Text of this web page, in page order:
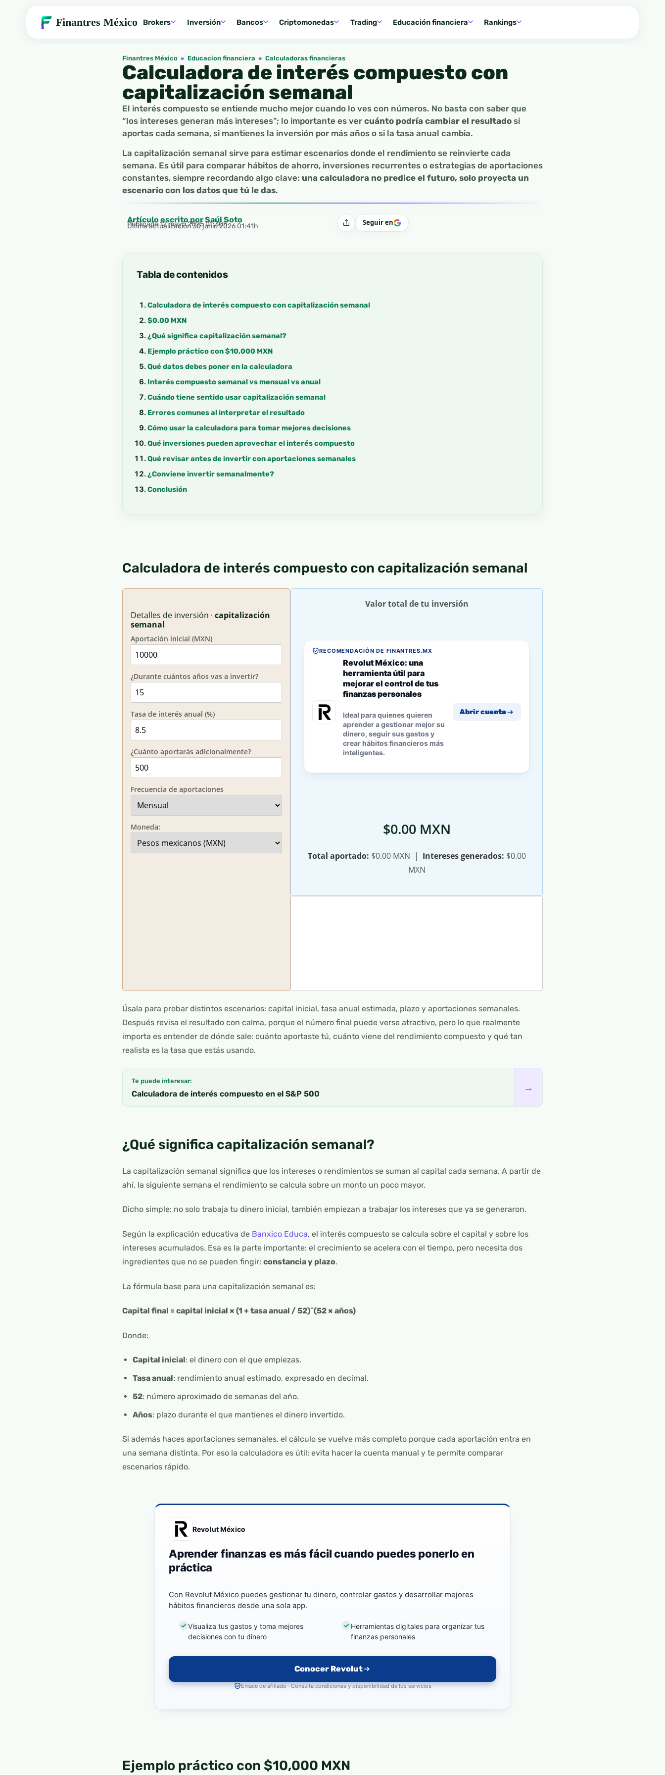
Finantres México Brokers Inversión Bancos Criptomonedas Trading Educación financiera Rankings
Finantres México » Educacion financiera » Calculadoras financieras
Calculadora de interés compuesto con
capitalización semanal
El interés compuesto se entiende mucho mejor cuando lo ves con números. No basta con saber que
“los intereses generan más intereses”; lo importante es ver cuánto podría cambiar el resultado si
aportas cada semana, si mantienes la inversión por más años o si la tasa anual cambia.
La capitalización semanal sirve para estimar escenarios donde el rendimiento se reinvierte cada
semana. Es útil para comparar hábitos de ahorro, inversiones recurrentes o estrategias de aportaciones
constantes, siempre recordando algo clave: una calculadora no predice el futuro, solo proyecta un
escenario con los datos que tú le das.
Artículo escrito por Saúl Soto
Publicada12 mayo 2025 01:30h
Última actualización 30 junio 2026 01:41h CompartirSeguir en
Tabla de contenidos
Calculadora de interés compuesto con capitalización semanal
$0.00 MXN
¿Qué significa capitalización semanal?
Ejemplo práctico con $10,000 MXN
Qué datos debes poner en la calculadora
Interés compuesto semanal vs mensual vs anual
Cuándo tiene sentido usar capitalización semanal
Errores comunes al interpretar el resultado
Cómo usar la calculadora para tomar mejores decisiones
Qué inversiones pueden aprovechar el interés compuesto
Qué revisar antes de invertir con aportaciones semanales
¿Conviene invertir semanalmente?
Conclusión
Calculadora de interés compuesto con capitalización semanal
Detalles de inversión · capitalización
semanal
Aportación inicial (MXN)
¿Durante cuántos años vas a invertir?
Tasa de interés anual (%)
¿Cuánto aportarás adicionalmente?
Frecuencia de aportaciones
Moneda:
Valor total de tu inversión
RECOMENDACIÓN DE FINANTRES.MX
Revolut México: una
herramienta útil para
mejorar el control de tus
finanzas personales
Ideal para quienes quieren
aprender a gestionar mejor su
dinero, seguir sus gastos y
crear hábitos financieros más
inteligentes.
Abrir cuenta
$0.00 MXN
Total aportado: $0.00 MXN | Intereses generados: $0.00
MXN
Úsala para probar distintos escenarios: capital inicial, tasa anual estimada, plazo y aportaciones semanales.
Después revisa el resultado con calma, porque el número final puede verse atractivo, pero lo que realmente
importa es entender de dónde sale: cuánto aportaste tú, cuánto viene del rendimiento compuesto y qué tan
realista es la tasa que estás usando.
Te puede interesar:
Calculadora de interés compuesto en el S&P 500
→
¿Qué significa capitalización semanal?
La capitalización semanal significa que los intereses o rendimientos se suman al capital cada semana. A partir de
ahí, la siguiente semana el rendimiento se calcula sobre un monto un poco mayor.
Dicho simple: no solo trabaja tu dinero inicial, también empiezan a trabajar los intereses que ya se generaron.
Según la explicación educativa de Banxico Educa, el interés compuesto se calcula sobre el capital y sobre los
intereses acumulados. Esa es la parte importante: el crecimiento se acelera con el tiempo, pero necesita dos
ingredientes que no se pueden fingir: constancia y plazo.
La fórmula base para una capitalización semanal es:
Capital final = capital inicial × (1 + tasa anual / 52)^(52 × años)
Donde:
Capital inicial: el dinero con el que empiezas.
Tasa anual: rendimiento anual estimado, expresado en decimal.
52: número aproximado de semanas del año.
Años: plazo durante el que mantienes el dinero invertido.
Si además haces aportaciones semanales, el cálculo se vuelve más completo porque cada aportación entra en
una semana distinta. Por eso la calculadora es útil: evita hacer la cuenta manual y te permite comparar
escenarios rápido.
Revolut México
Aprender finanzas es más fácil cuando puedes ponerlo en
práctica
Con Revolut México puedes gestionar tu dinero, controlar gastos y desarrollar mejores
hábitos financieros desde una sola app.
Visualiza tus gastos y toma mejores
decisiones con tu dinero
Herramientas digitales para organizar tus
finanzas personales
Conocer Revolut
Enlace de afiliado · Consulta condiciones y disponibilidad de los servicios
Ejemplo práctico con $10,000 MXN